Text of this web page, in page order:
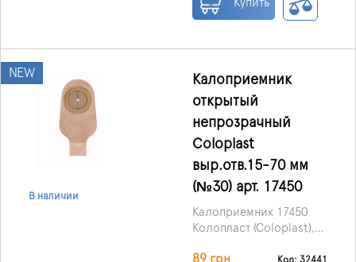
Купить
NEW
В наличии
Калоприемник
открытый
непрозрачный
Coloplast
выр.отв.15-70 мм
(№30) арт. 17450
Калоприемник 17450
Колопласт (Coloplast),
89 грн Код: 32441